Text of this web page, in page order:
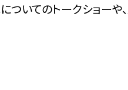
ついてのトークショー